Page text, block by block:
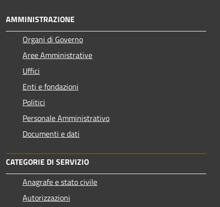
AMMINISTRAZIONE
Organi di Governo
Aree Amministrative
Uffici
Enti e fondazioni
Politici
Personale Amministrativo
Documenti e dati
CATEGORIE DI SERVIZIO
Anagrafe e stato civile
Autorizzazioni